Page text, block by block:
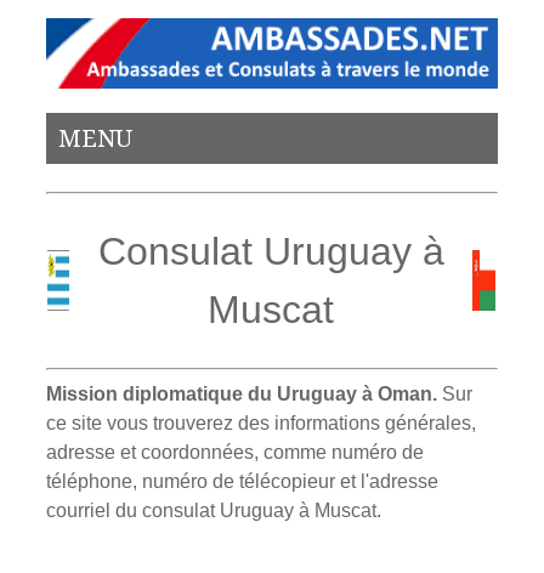
MENU
Consulat Uruguay à
Muscat
Mission diplomatique du Uruguay à Oman. Sur
ce site vous trouverez des informations générales,
adresse et coordonnées, comme numéro de
téléphone, numéro de télécopieur et l'adresse
courriel du consulat Uruguay à Muscat.